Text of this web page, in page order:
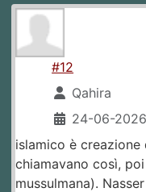
#12
Qahira
24-06-
islamico è creazione
chiamavano così,
mussulmana).